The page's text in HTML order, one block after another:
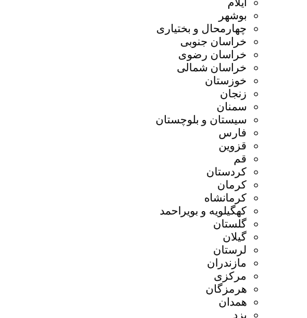
بوشهر
چهارمحال و بختیاری
خراسان جنوبی
خراسان رضوی
خراسان شمالی
خوزستان
زنجان
سمنان
سیستان و بلوچستان
فارس
قزوین
قم
کردستان
کرمان
کرمانشاه
کهگیلویه و بویراحمد
گلستان
گیلان
لرستان
مازندران
مرکزی
هرمزگان
همدان
یزد